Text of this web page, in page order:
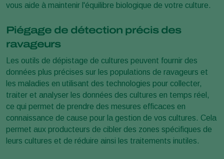
vous aide à maintenir l'équilibre biologique de votre culture.
Piégage de détection précis des
ravageurs
Les outils de dépistage de cultures peuvent fournir des
données plus précises sur les populations de ravageurs et
les maladies en utilisant des technologies pour collecter,
traiter et analyser les données des cultures en temps réel,
ce qui permet de prendre des mesures efficaces en
connaissance de cause pour la gestion de vos cultures. Cela
permet aux producteurs de cibler des zones spécifiques de
leurs cultures et de réduire ainsi les traitements inutiles.